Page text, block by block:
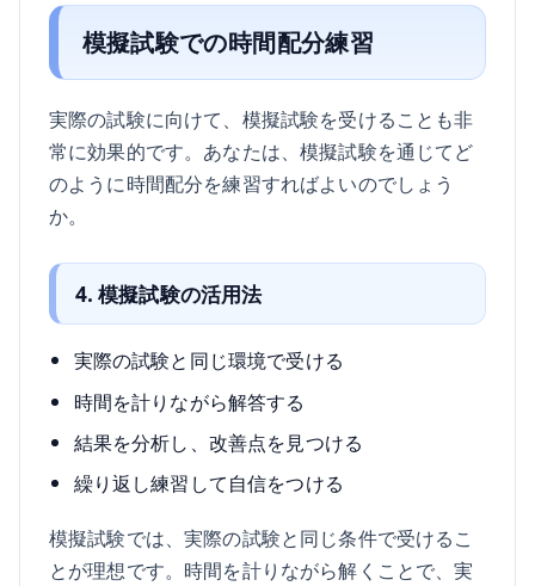
模擬試験での時間配分練習
実際の試験に向けて、模擬試験を受けることも非
常に効果的です。あなたは、模擬試験を通じてど
のように時間配分を練習すればよいのでしょう
か。
4. 模擬試験の活用法
実際の試験と同じ環境で受ける
時間を計りながら解答する
結果を分析し、改善点を見つける
繰り返し練習して自信をつける
模擬試験では、実際の試験と同じ条件で受けるこ
とが理想です。時間を計りながら解くことで、実